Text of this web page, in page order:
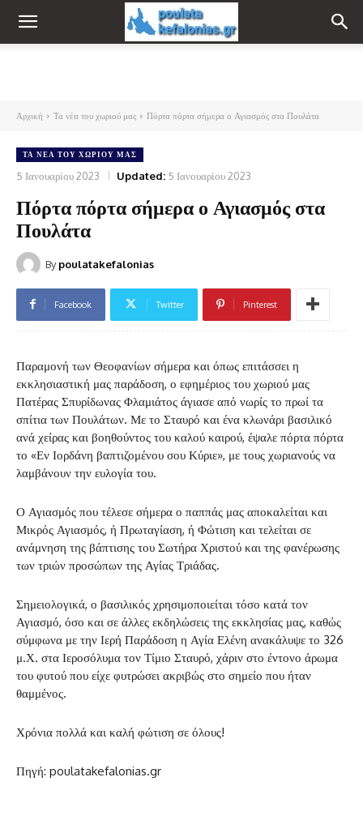
Αρχική Τα νέα του χωριού μας Πόρτα πόρτα σήμερα ο Αγιασμός στα Πουλάτα
ΤΑ ΝΈΑ ΤΟΥ ΧΩΡΙΟΎ ΜΑΣ
5 Ιανουαρίου 2023 Updated: 5 Ιανουαρίου 2023
Πόρτα πόρτα σήμερα ο Αγιασμός στα
Πουλάτα
By poulatakefalonias
Facebook Twitter Pinterest
Παραμονή των Θεοφανίων σήμερα και όπως επιτάσσει η
εκκλησιαστική μας παράδοση, ο εφημέριος του χωριού μας
Πατέρας Σπυρίδωνας Φλαμιάτος άγιασε από νωρίς το πρωί τα
σπίτια των Πουλάτων. Με το Σταυρό και ένα κλωνάρι βασιλικό
ανά χείρας και βοηθούντος του καλού καιρού, έψαλε πόρτα πόρτα
το «Εν Ιορδάνη βαπτιζομένου σου Κύριε», με τους χωριανούς να
λαμβάνουν την ευλογία του.
Ο Αγιασμός που τέλεσε σήμερα ο παππάς μας αποκαλείται και
Μικρός Αγιασμός, ή Πρωταγίαση, ή Φώτιση και τελείται σε
ανάμνηση της βάπτισης του Σωτήρα Χριστού και της φανέρωσης
των τριών προσώπων της Αγίας Τριάδας.
Σημειολογικά, ο βασιλικός χρησιμοποιείται τόσο κατά τον
Αγιασμό, όσο και σε άλλες εκδηλώσεις της εκκλησίας μας, καθώς
σύμφωνα με την Ιερή Παράδοση η Αγία Ελένη ανακάλυψε το 326
μ.Χ. στα Ιεροσόλυμα τον Τίμιο Σταυρό, χάριν στο έντονο άρωμα
του φυτού που είχε φυτρώσει ακριβώς στο σημείο που ήταν
θαμμένος.
Χρόνια πολλά και καλή φώτιση σε όλους!
Πηγή: poulatakefalonias.gr